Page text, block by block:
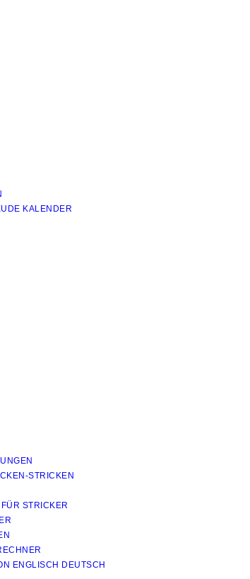
KALENDER
STRICKEN
STRICKER
ENGLISCH DEUTSCH